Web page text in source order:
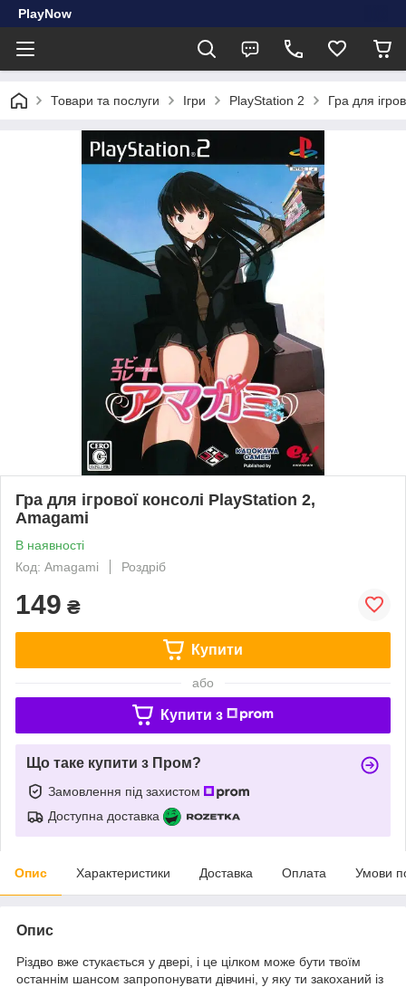
PlayNow
Товари та послуги Ігри PlayStation 2 Гра для
Гра для ігрової консолі PlayStation 2,
Amagami
В наявності
Код: Amagami
Роздріб
149 ₴
Купити
або
Купити з
Що таке купити з Пром?
Замовлення під захистом
Доступна доставка
Опис Характеристики Доставка Оплата Умови
Опис
Різдво вже стукається у двері, і це цілком може бути твоїм
останнім шансом запропонувати дівчині, у яку ти закоханий із